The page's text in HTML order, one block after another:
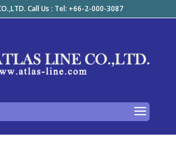
Call Us : Tel: +66-2-000-3087